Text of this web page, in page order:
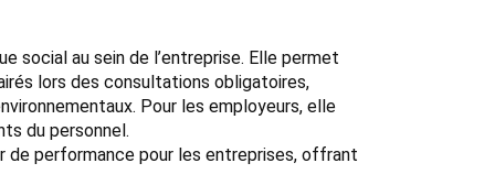
social au sein de l’entreprise. Elle permet
lors des consultations obligatoires,
Pour les employeurs, elle
du personnel.
de performance pour les entreprises, offrant